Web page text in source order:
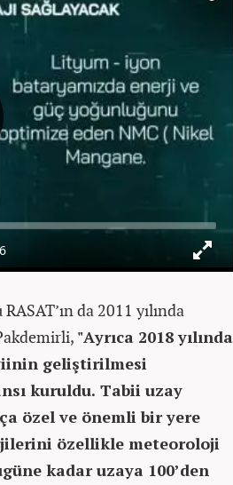
da 2011 yılında
"Ayrıca 2018 yılında
geliştirilmesi
kuruldu. Tabii uzay
özel ve önemli bir yere
özellikle meteoroloji
kadar uzaya 100’den